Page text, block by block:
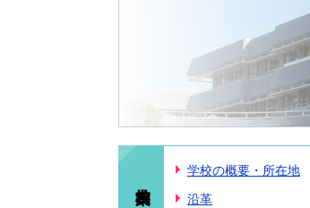
学校の概要・所在地
沿革